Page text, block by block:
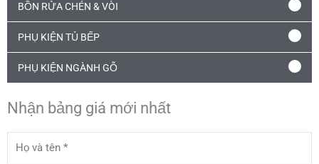
BỒN RỬA CHÉN & VÒI
PHỤ KIỆN TỦ BẾP
PHỤ KIỆN NGÀNH GỖ
Nhận bảng giá mới nhất
và